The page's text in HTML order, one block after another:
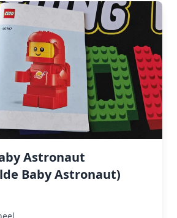
Astronaut
Baby Astronaut)